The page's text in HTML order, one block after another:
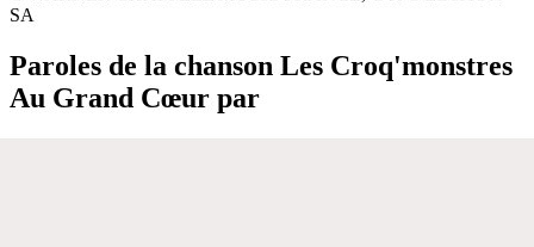
SA
Paroles de la chanson Les Croq'monstres
Au Grand Cœur par